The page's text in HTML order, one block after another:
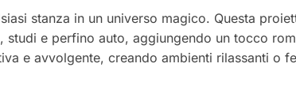
stanza in un universo magico. Questa
studi e perfino auto, aggiungendo un tocco
e avvolgente, creando ambienti rilassanti o